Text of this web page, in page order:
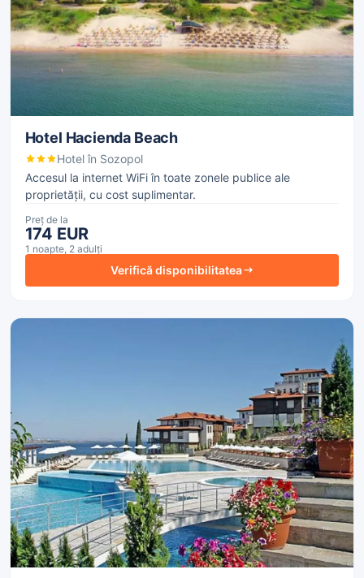
Hotel Hacienda Beach
Hotel în Sozopol
Accesul la internet WiFi în toate zonele publice ale
proprietății, cu cost suplimentar.
Preț de la
174 EUR
1 noapte, 2 adulți
Verifică disponibilitatea